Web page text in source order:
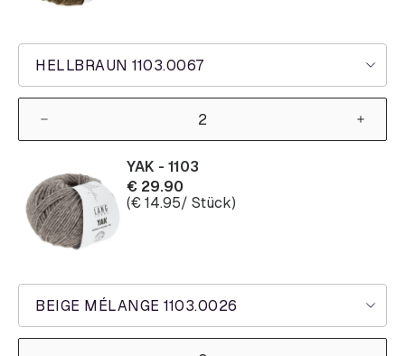
HELLBRAUN 1103.0067
BEIGE MÉLANGE 1103.0026
YAK - 1103
€ 29.90
(€14.95/ Stück)